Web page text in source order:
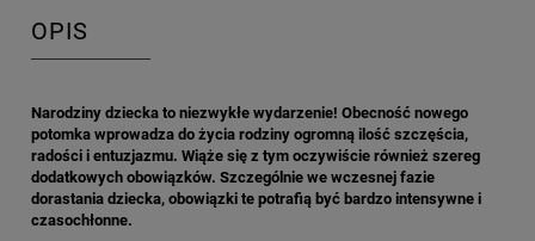
OPIS
Narodziny dziecka to niezwykłe wydarzenie! Obecność nowego
potomka wprowadza do życia rodziny ogromną ilość szczęścia,
radości i entuzjazmu. Wiąże się z tym oczywiście również szereg
dodatkowych obowiązków. Szczególnie we wczesnej fazie
dorastania dziecka, obowiązki te potrafią być bardzo intensywne i
czasochłonne.